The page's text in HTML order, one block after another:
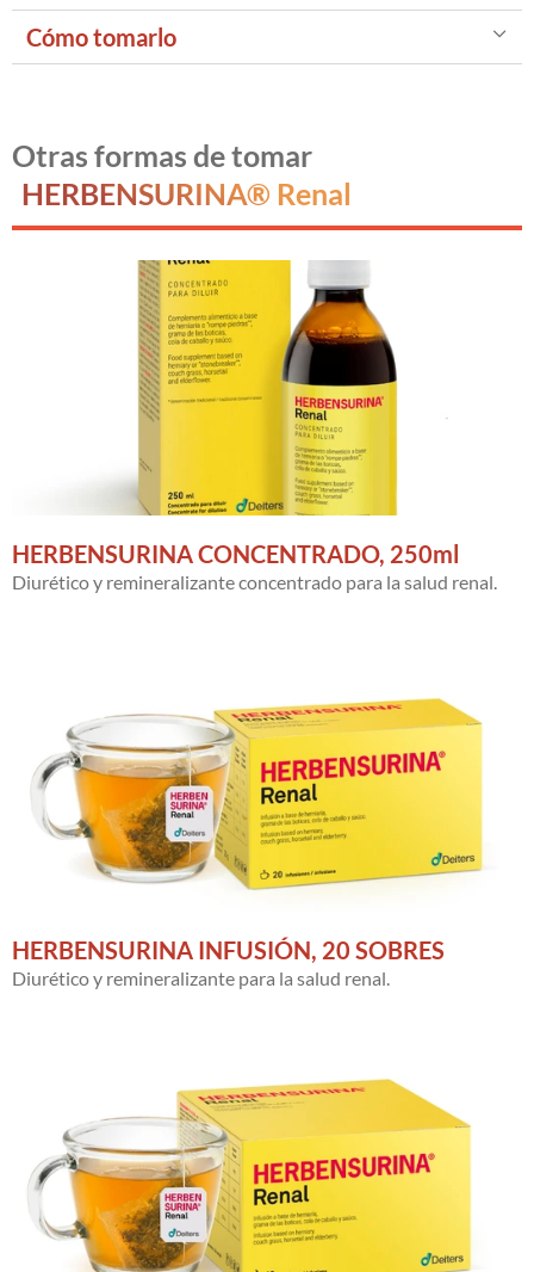
Cómo tomarlo
Otras formas de tomar
HERBENSURINA® Renal
HERBENSURINA CONCENTRADO, 250ml
Diurético y remineralizante concentrado para la salud renal.
HERBENSURINA INFUSIÓN, 20 SOBRES
Diurético y remineralizante para la salud renal.